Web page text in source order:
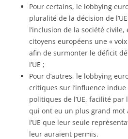
Pour certains, le lobbying
pluralité de la décision de
l’inclusion de la société
citoyens européens une «
afin de surmonter le déficit
l’UE ;
Pour d’autres, le lobbying
critiques sur l’influence
politiques de l’UE, facilité
qui ont eu un plus grand mot
l’UE que leur seule
leur auraient permis.